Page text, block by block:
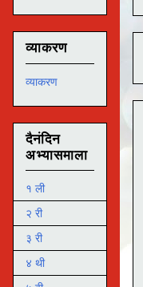
Channel
व्याकरण
व्याकरण
दैनंदिन
अभ्यासमाला
१ ली
२ री
३ री
४ थी